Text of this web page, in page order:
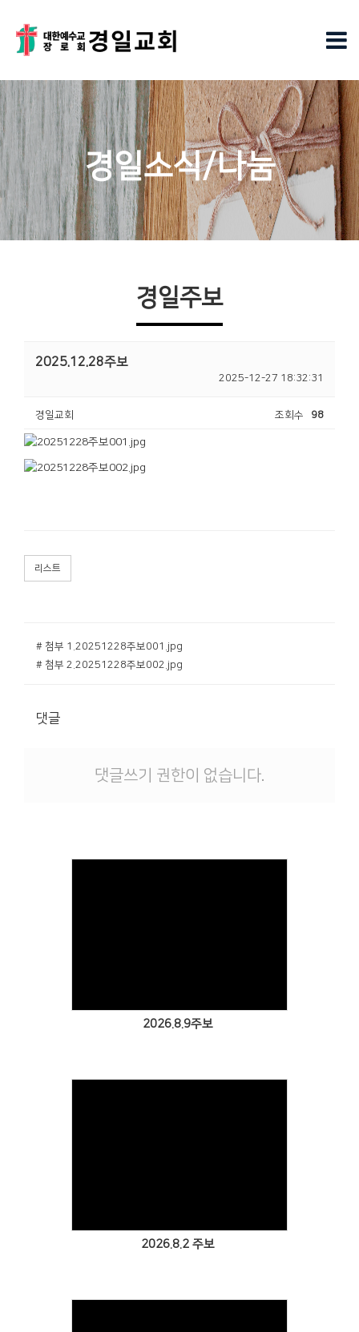
경일소식/나눔
경일주보
2025.12.28주보
2025-12-27 18:32:31
경일교회 조회수 98
리스트
# 첨부 1.20251228주보001.jpg
# 첨부 2.20251228주보002.jpg
댓글
댓글쓰기 권한이 없습니다.
2026.8.9주보
2026.8.2 주보